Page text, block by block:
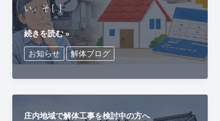
い」 そ […]
酒
田
市
家
続きを読む »
お知らせ 解体ブログ
庄内地域で解体工事を検討中の方へ